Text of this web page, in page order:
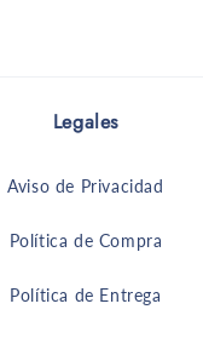
Legales
Aviso de Privacidad
Política de Compra
Política de Entrega